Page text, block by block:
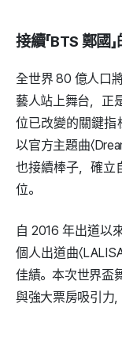
接續「BTS 鄭國
全世界 80 億人口
藝人站上舞台，正
位已改變的關鍵指
以官方主題曲〈
也接續棒子，確立
位。
自 2016 年出道以
個人出道曲〈
佳績。本次世界盃
與強大票房吸引力